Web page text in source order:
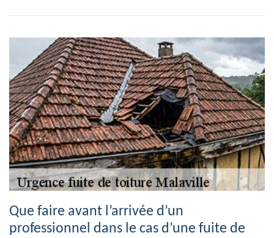
Que faire avant l’arrivée d’un
professionnel dans le cas d’une fuite de